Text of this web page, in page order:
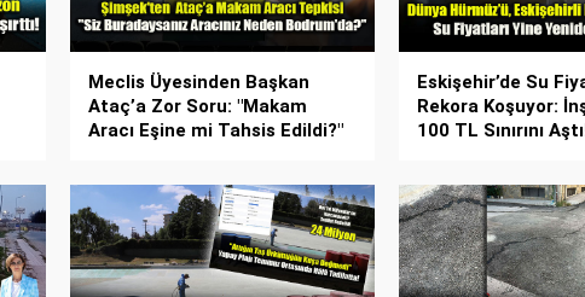
Meclis Üyesinden Başkan
Ataç’a Zor Soru: "Makam
Aracı Eşine mi Tahsis Edildi?"
Eskişehir’de Su
Rekora Koşuyor:
100 TL Sınırını